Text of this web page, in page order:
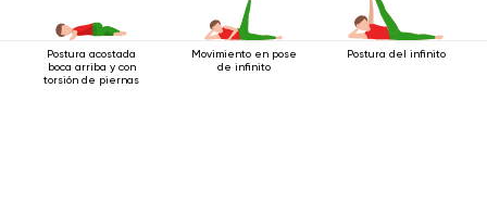
Postura acostada
boca arriba y con
torsión de piernas
Movimiento en pose
de infinito
Postura del infinito